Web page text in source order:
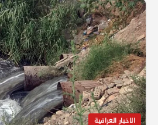
الاخبار العراقية